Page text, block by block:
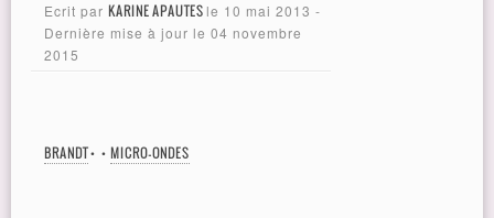
Ecrit par KARINE APAUTES le 10 mai 2013 -
Dernière mise à jour le 04 novembre
2015
BRANDT• • MICRO-ONDES